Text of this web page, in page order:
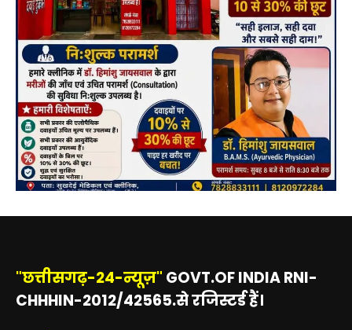
"छत्तीसगढ़-24-न्यूज़" GOVT.OF INDIA RNI-
CHHHIN-2012/42565.से रजिस्टर्ड हैं।